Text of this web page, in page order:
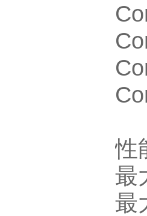
性
最
最